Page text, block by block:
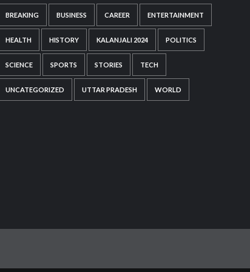
BREAKING BUSINESS CAREER ENTERTAINMENT
HEALTH HISTORY KALANJALI 2024 POLITICS
SCIENCE SPORTS STORIES TECH
UNCATEGORIZED UTTAR PRADESH WORLD